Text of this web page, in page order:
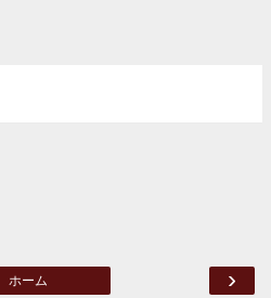
›
ホーム